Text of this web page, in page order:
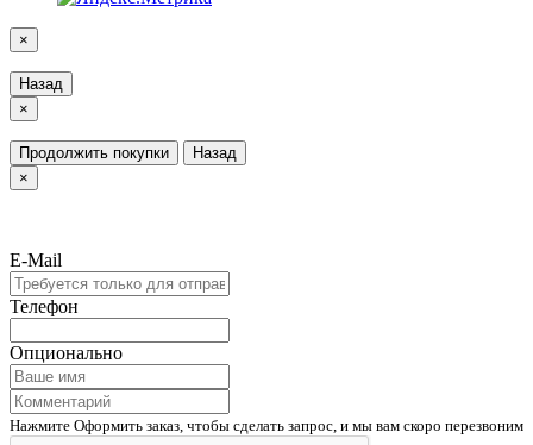
×
Назад
×
Продолжить покупки
Назад
×
E-Mail
Телефон
Опционально
Нажмите Оформить заказ, чтобы сделать запрос, и мы вам скоро перезвоним